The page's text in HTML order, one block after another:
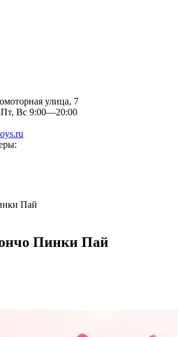
улица, 7
Вс 9:00—20:00
Пай
Пинки Пай